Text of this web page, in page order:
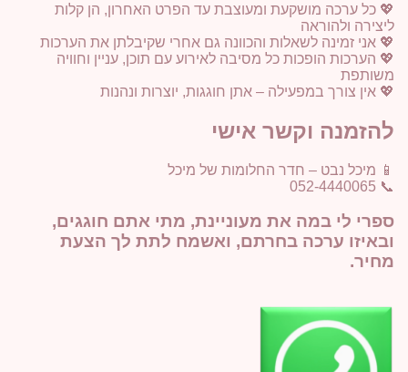
💖 כל ערכה מושקעת ומעוצבת עד הפרט האחרון, הן קלות
ליצירה ולהוראה
💖 אני זמינה לשאלות והכוונה גם אחרי שקיבלתן את הערכות
💖 הערכות הופכות כל מסיבה לאירוע עם תוכן, עניין וחוויה
משותפת
💖 אין צורך במפעילה – אתן חוגגות, יוצרות ונהנות
להזמנה וקשר אישי
📱 מיכל נבט – חדר החלומות של מיכל
📞 052-4440065
ספרי לי במה את מעוניינת, מתי אתם חוגגים,
ובאיזו ערכה בחרתם, ואשמח לתת לך הצעת
מחיר.